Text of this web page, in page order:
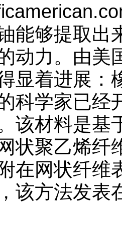
能够提取出
动力。由美
显着进展：
科学家已经
该材料是基
状聚乙烯纤
在网状纤维
该方法发表